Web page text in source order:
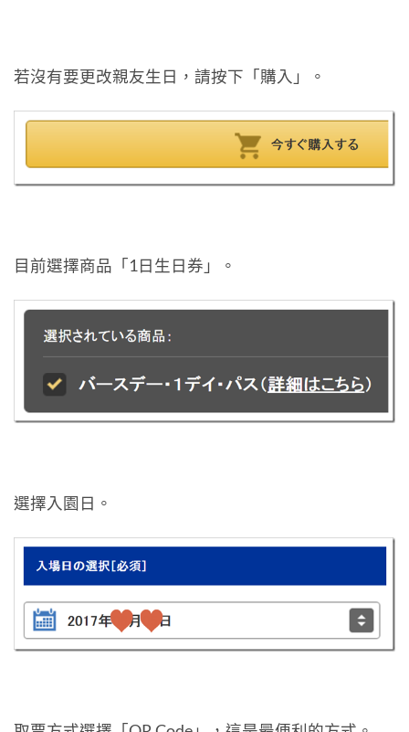
若沒有要更改親友生日，請按下「購入」。
目前選擇商品「1日生日券」。
選擇入園日。